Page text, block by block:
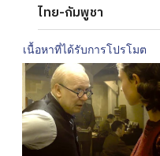
ไทย-กัมพูชา